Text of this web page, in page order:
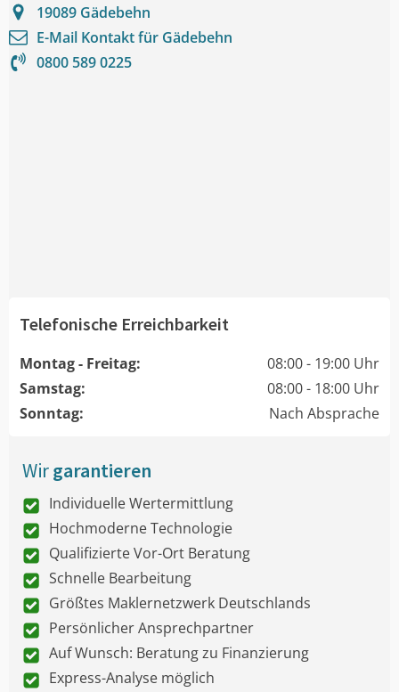
19089 Gädebehn
E-Mail Kontakt für Gädebehn
0800 589 0225
Telefonische Erreichbarkeit
Montag - Freitag:
08:00 - 19:00 Uhr
Samstag:
08:00 - 18:00 Uhr
Sonntag:
Nach Absprache
Wirgarantieren
Individuelle Wertermittlung
Hochmoderne Technologie
Qualifizierte Vor-Ort Beratung
Schnelle Bearbeitung
Größtes Maklernetzwerk Deutschlands
Persönlicher Ansprechpartner
Auf Wunsch: Beratung zu Finanzierung
Express-Analyse möglich